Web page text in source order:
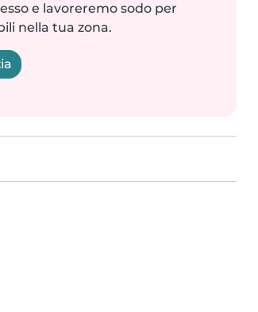
e lavoreremo sodo per
nella tua zona.